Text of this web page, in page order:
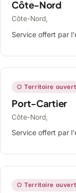
Côte-Nord
Côte-Nord,
Service offert par
○ Territoire ouvert
Port-Cartier
Côte-Nord,
Service offert par
○ Territoire ouvert